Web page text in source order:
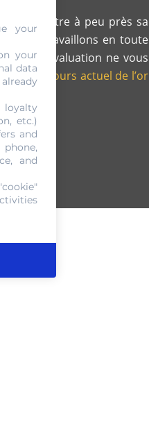
connaître à peu près sa
nous travaillons en toute
cette évaluation ne vous
du
cours actuel de l’or
your
your
data
loyalty
etc.)
and
and